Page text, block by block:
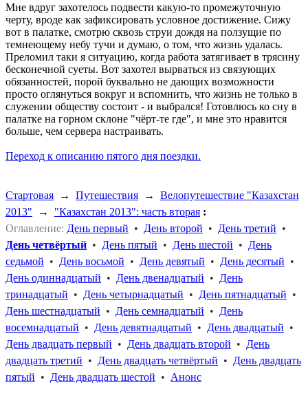
Мне вдруг захотелось подвести какую-то промежуточную
черту, вроде как зафиксировать условное достижение. Сижу
вот в палатке, смотрю сквозь струи дождя на ползущие по
темнеющему небу тучи и думаю, о том, что жизнь удалась.
Преломил таки я ситуацию, когда работа затягивает в трясину
бесконечной суеты. Вот захотел вырваться из связующих
обязанностей, порой буквально не дающих возможности
просто оглянуться вокруг и вспомнить, что жизнь не только в
служении обществу состоит - и выбрался! Готовлюсь ко сну в
палатке на горном склоне "чёрт-те где", и мне это нравится
больше, чем сервера настраивать.
Переход к описанию пятого дня поездки.
Стартовая → Путешествия → Велопутешествие "Казахстан
2013" → "Казахстан 2013": часть вторая :
Оглавление: День первый • День второй • День третий •
День четвёртый • День пятый • День шестой • День
седьмой • День восьмой • День девятый • День десятый •
День одиннадцатый • День двенадцатый • День
тринадцатый • День четырнадцатый • День пятнадцатый •
День шестнадцатый • День семнадцатый • День
восемнадцатый • День девятнадцатый • День двадцатый •
День двадцать первый • День двадцать второй • День
двадцать третий • День двадцать четвёртый • День двадцать
пятый • День двадцать шестой • Анонс